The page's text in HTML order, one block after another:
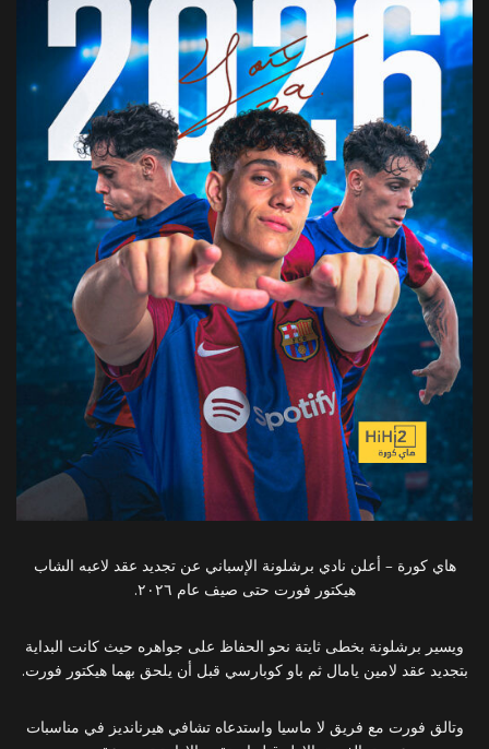
هاي كورة – أعلن نادي برشلونة الإسباني عن تجديد عقد لاعبه الشاب
هيكتور فورت حتى صيف عام ٢٠٢٦.
ويسير برشلونة بخطى ثايتة نحو الحفاظ على جواهره حيث كانت البداية
بتجديد عقد لامين يامال ثم باو كوبارسي قبل أن يلحق بهما هيكتور فورت.
وتالق فورت مع فريق لا ماسيا واستدعاه تشافي هيرنانديز في مناسبات